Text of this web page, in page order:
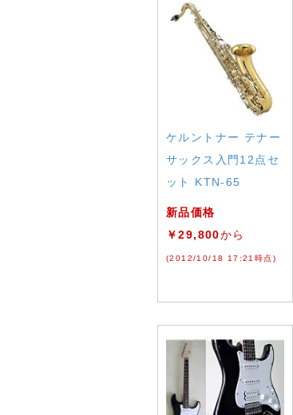
ケルントナー テナー
サックス入門12点セ
ット KTN-65
新品価格
￥29,800から
(2012/10/18 17:21時点)